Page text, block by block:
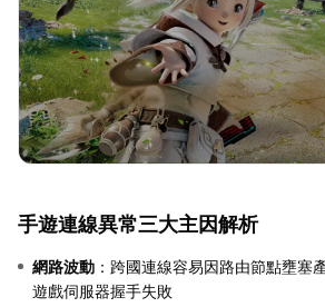
手遊連線異常三大主因解析
網路波動 ：跨國連線容易因路由節點壅塞
遊戲伺服器握手失敗